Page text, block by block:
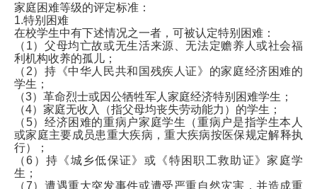
资助
情况
困难
等级
A、特别困难 B、困难
申请
贫困
资助
家庭困难等级的评定标准：
1.特别困难
在校学生中有下述情况之一者，可被认定特别困难：
（1）父母均亡故或无生活来源、无法定赡养人或社会福
利机构收养的孤儿；
（2）持《中华人民共和国残疾人证》的家庭经济困难的
学生；
（3）革命烈士或因公牺牲军人家庭经济特别困难学生；
（4）家庭无收入（指父母均丧失劳动能力）的学生；
（5）经济困难的重病户家庭学生（重病户是指学生本人
或家庭主要成员患重大疾病，重大疾病按医保规定解释执
行）；
（6）持《城乡低保证》或《特困职工救助证》家庭学
生；
（7）遭遇重大突发事件或遭受严重自然灾害，并造成重